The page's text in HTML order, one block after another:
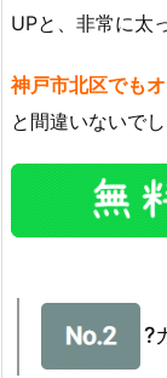
UPと、非常に太
神戸市北区でも
と間違いないでし
?